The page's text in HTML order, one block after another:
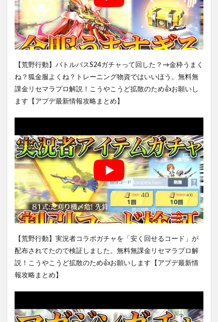
【荒野行動】バトルパスS24ガチャって回した？→金枠うまく
ね？狐金服よくね？トレーニング物資ではいいほう。無料無
課金リセマラプロ解説！こうやこうど拡散のため👍お願いし
ます【アプデ最新情報攻略まとめ】
【荒野行動】実況者コラボガチャを「安く回せるコード」が
配布されてたので検証しました。無料無課金リセマラプロ解
説！こうやこうど拡散のため👍お願いします【アプデ最新情
報攻略まとめ】